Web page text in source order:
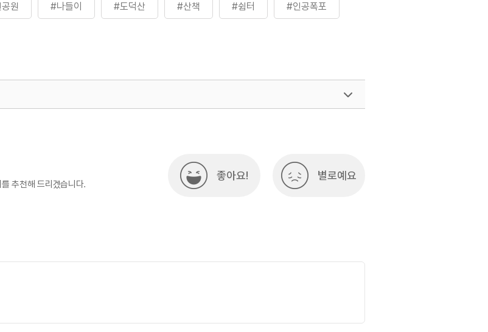
원 #나들이 #도덕산 #산책 #쉼터 #인공폭포
추천해 드리겠습니다.
좋아요! 별로예요